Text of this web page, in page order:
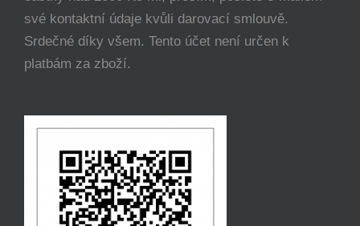
své kontaktní údaje kvůli darovací smlouvě.
Srdečné díky všem. Tento účet není určen k
platbám za zboží.